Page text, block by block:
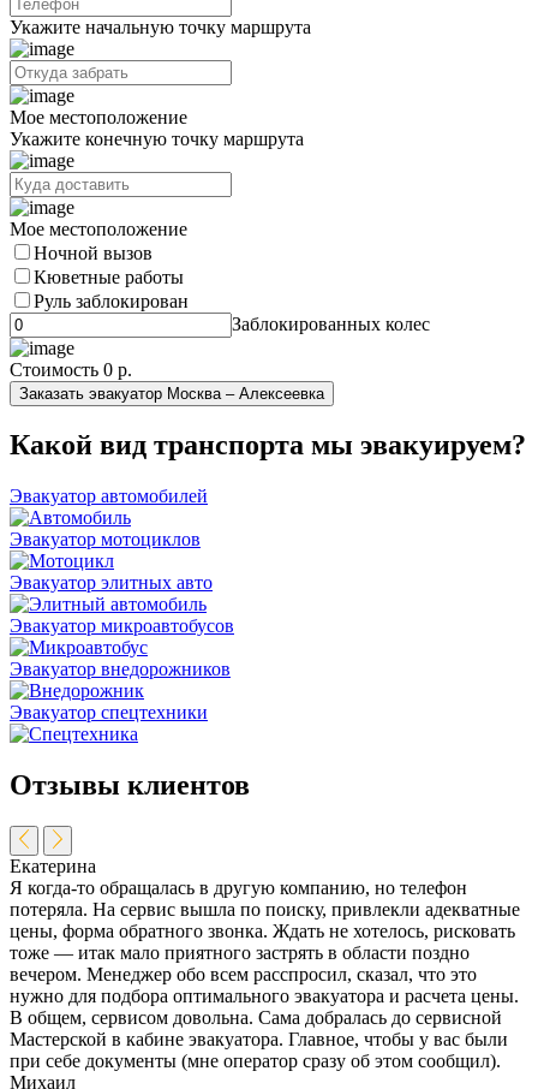
Укажите начальную точку маршрута
Мое местоположение
Укажите конечную точку маршрута
Мое местоположение
Ночной вызов
Кюветные работы
Руль заблокирован
Заблокированных колес
Стоимость 0 р.
Заказать эвакуатор Москва – Алексеевка
Какой вид транспорта мы эвакуируем?
Эвакуатор автомобилей
Эвакуатор мотоциклов
Эвакуатор элитных авто
Эвакуатор микроавтобусов
Эвакуатор внедорожников
Эвакуатор спецтехники
Отзывы клиентов
Екатерина
Я когда-то обращалась в другую компанию, но телефон
потеряла. На сервис вышла по поиску, привлекли адекватные
цены, форма обратного звонка. Ждать не хотелось, рисковать
тоже — итак мало приятного застрять в области поздно
вечером. Менеджер обо всем расспросил, сказал, что это
нужно для подбора оптимального эвакуатора и расчета цены.
В общем, сервисом довольна. Сама добралась до сервисной
Мастерской в кабине эвакуатора. Главное, чтобы у вас были
при себе документы (мне оператор сразу об этом сообщил).
Михаил